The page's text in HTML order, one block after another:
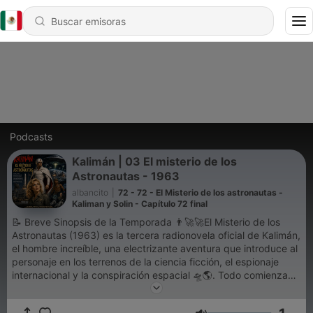
Podcasts
Kalimán | 03 El misterio de los
Astronautas - 1963
albancito
72 - 72 - El Misterio de los astronautas -
Kaliman y Solin - Capítulo 72 final
📝 Breve Sinopsis de la Temporada 👨‍🚀🚀El Misterio de los
Astronautas (1963) es la tercera radionovela oficial de Kalimán,
el hombre increíble, una electrizante aventura que introduce al
personaje en los terrenos de la ciencia ficción, el espionaje
internacional y la conspiración espacial 🛸🌎. Todo comienza
cuando el comandante Jim McLaren desaparece de forma